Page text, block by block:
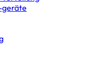
geräte